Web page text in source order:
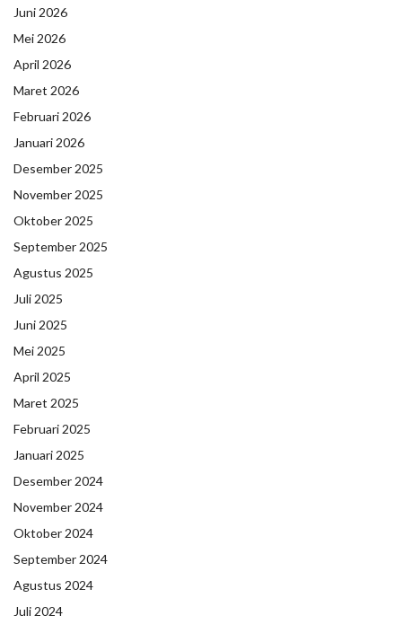
Juni 2026
Mei 2026
April 2026
Maret 2026
Februari 2026
Januari 2026
Desember 2025
November 2025
Oktober 2025
September 2025
Agustus 2025
Juli 2025
Juni 2025
Mei 2025
April 2025
Maret 2025
Februari 2025
Januari 2025
Desember 2024
November 2024
Oktober 2024
September 2024
Agustus 2024
Juli 2024